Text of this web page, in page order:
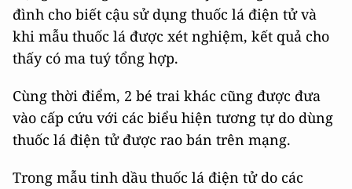
đình cho biết cậu sử dụng thuốc lá điện tử và
khi mẫu thuốc lá được xét nghiệm, kết quả cho
thấy có ma tuý tổng hợp.
Cùng thời điểm, 2 bé trai khác cũng được đưa
vào cấp cứu với các biểu hiện tương tự do dùng
thuốc lá điện tử được rao bán trên mạng.
Trong mẫu tinh dầu thuốc lá điện tử do các